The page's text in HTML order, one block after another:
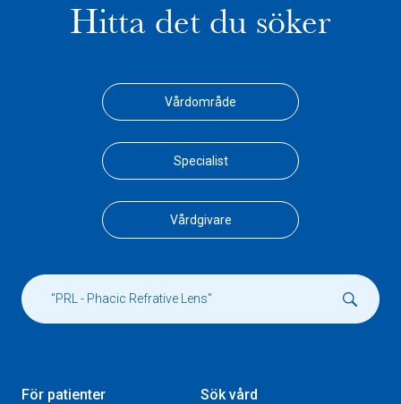
Hitta det du söker
Vårdområde
Specialist
Vårdgivare
För patienter
Sök vård